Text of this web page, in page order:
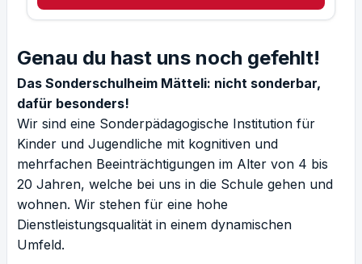
Genau du hast uns noch gefehlt!
Das Sonderschulheim Mätteli: nicht sonderbar,
dafür besonders!
Wir sind eine Sonderpädagogische Institution für
Kinder und Jugendliche mit kognitiven und
mehrfachen Beeinträchtigungen im Alter von 4 bis
20 Jahren, welche bei uns in die Schule gehen und
wohnen. Wir stehen für eine hohe
Dienstleistungsqualität in einem dynamischen
Umfeld.